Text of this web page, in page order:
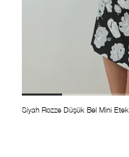
Siyah Rozze Düşük Bel Mini Etek